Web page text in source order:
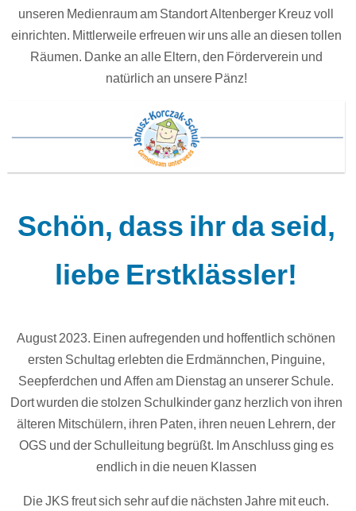
unseren Medienraum am Standort Altenberger Kreuz voll
einrichten. Mittlerweile erfreuen wir uns alle an diesen tollen
Räumen. Danke an alle Eltern, den Förderverein und
natürlich an unsere Pänz!
Schön, dass ihr da seid,
liebe Erstklässler!
August 2023. Einen aufregenden und hoffentlich schönen
ersten Schultag erlebten die Erdmännchen, Pinguine,
Seepferdchen und Affen am Dienstag an unserer Schule.
Dort wurden die stolzen Schulkinder ganz herzlich von ihren
älteren Mitschülern, ihren Paten, ihren neuen Lehrern, der
OGS und der Schulleitung begrüßt. Im Anschluss ging es
endlich in die neuen Klassen
Die JKS freut sich sehr auf die nächsten Jahre mit euch.